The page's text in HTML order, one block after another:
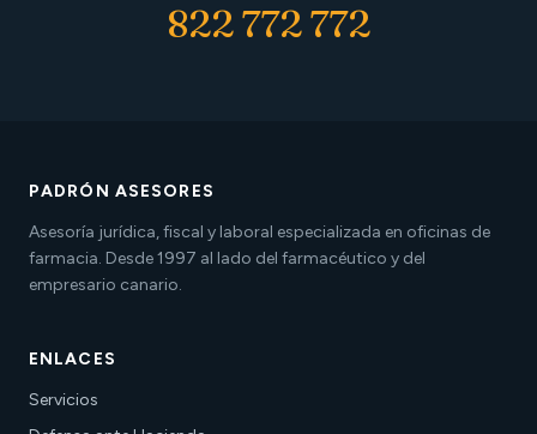
822 772 772
PADRÓN ASESORES
Asesoría jurídica, fiscal y laboral especializada en oficinas de
farmacia. Desde 1997 al lado del farmacéutico y del
empresario canario.
ENLACES
Servicios